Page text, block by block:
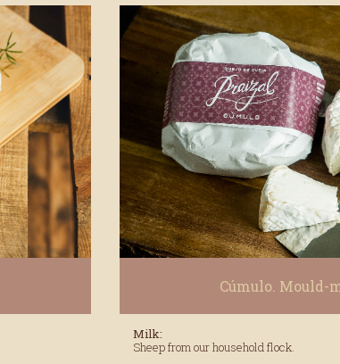
Cúmulo. Mould-
Milk:
Sheep from our household flock.